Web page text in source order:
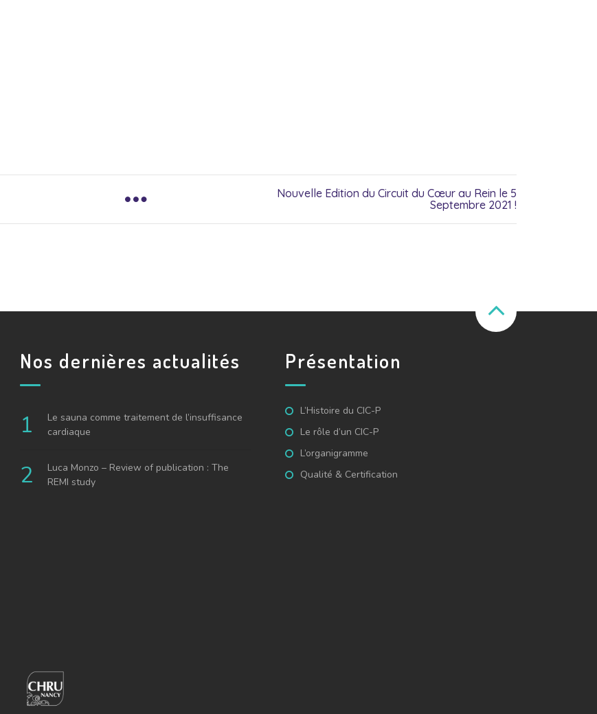
Nouvelle Edition du Circuit du Cœur au Rein le 5
Septembre 2021 !
Nos dernières actualités
Le sauna comme traitement de l’insuffisance
cardiaque
Luca Monzo – Review of publication : The
REMI study
Présentation
L’Histoire du CIC-P
Le rôle d’un CIC-P
L’organigramme
Qualité & Certification